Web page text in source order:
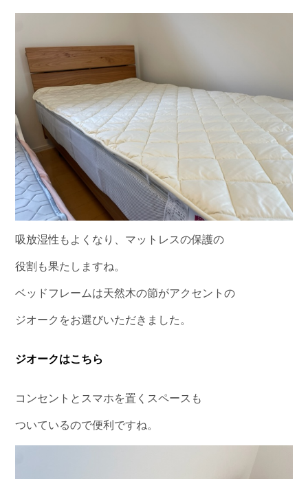
吸放湿性もよくなり、マットレスの保護の
役割も果たしますね。
ベッドフレームは天然木の節がアクセントの
ジオークをお選びいただきました。
ジオークはこちら
コンセントとスマホを置くスペースも
ついているので便利ですね。